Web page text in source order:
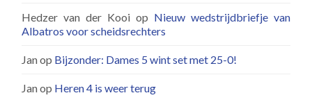
Hedzer van der Kooi op Nieuw wedstrijdbriefje van
Albatros voor scheidsrechters
Janop Bijzonder: Dames 5 wint set met 25-0!
Janop Heren 4 is weer terug